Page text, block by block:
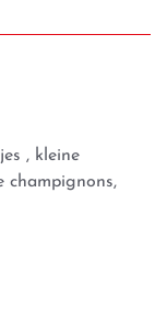
, kleine
champignons,